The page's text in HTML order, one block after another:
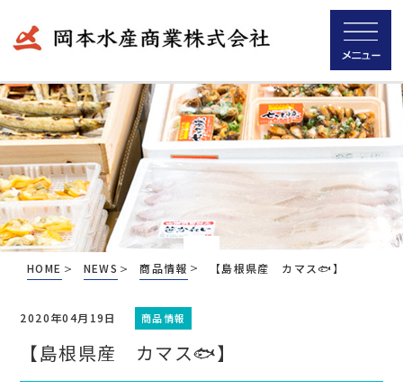
HOME NEWS 商品情報 【島根県産 カマス🐟】
2020年04月19日 商品情報
【島根県産 カマス🐟】